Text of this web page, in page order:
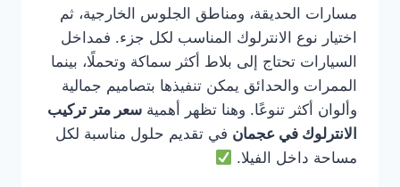
مسارات الحديقة، ومناطق الجلوس الخارجية، ثم
اختيار نوع الانترلوك المناسب لكل جزء. فمداخل
السيارات تحتاج إلى بلاط أكثر سماكة وتحملًا، بينما
الممرات والحدائق يمكن تنفيذها بتصاميم جمالية
وألوان أكثر تنوعًا. وهنا تظهر أهمية سعر متر تركيب
الانترلوك في عجمان في تقديم حلول مناسبة لكل
مساحة داخل الفيلا.